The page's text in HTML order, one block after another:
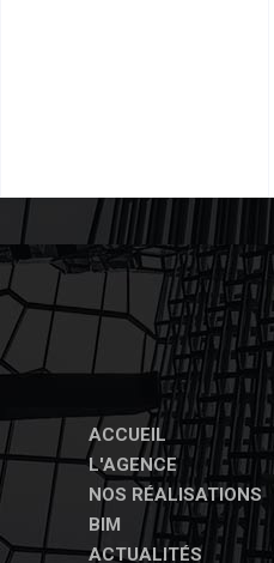
ACCUEIL
L'AGENCE
NOS RÉALISATIONS
BIM
ACTUALITÉS